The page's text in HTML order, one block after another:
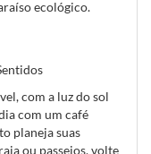
ecológico.
com a luz do sol
com um café
planeja suas
ou passeios, volte